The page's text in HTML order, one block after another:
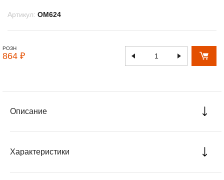
Артикул: OM624
РОЗН
864 ₽
Описание
Характеристики